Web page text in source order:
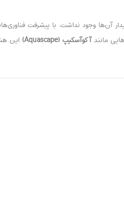
آن‌ها وجود نداشت. با پیشرفت
آکوآسکیپ (Aquascape)
این